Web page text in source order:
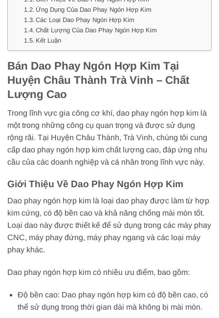
Ứng Dụng Của Dao Phay Ngón Hợp Kim
Các Loại Dao Phay Ngón Hợp Kim
Chất Lượng Của Dao Phay Ngón Hợp Kim
Kết Luận
Bán Dao Phay Ngón Hợp Kim Tại
Huyện Châu Thành Trà Vinh – Chất
Lượng Cao
Trong lĩnh vực gia công cơ khí, dao phay ngón hợp kim là
một trong những công cụ quan trọng và được sử dụng
rộng rãi. Tại Huyện Châu Thành, Trà Vinh, chúng tôi cung
cấp dao phay ngón hợp kim chất lượng cao, đáp ứng nhu
cầu của các doanh nghiệp và cá nhân trong lĩnh vực này.
Giới Thiệu Về Dao Phay Ngón Hợp Kim
Dao phay ngón hợp kim là loại dao phay được làm từ hợp
kim cứng, có độ bền cao và khả năng chống mài mòn tốt.
Loại dao này được thiết kế để sử dụng trong các máy phay
CNC, máy phay đứng, máy phay ngang và các loại máy
phay khác.
Dao phay ngón hợp kim có nhiều ưu điểm, bao gồm:
Độ bền cao: Dao phay ngón hợp kim có độ bền cao, có
thể sử dụng trong thời gian dài mà không bị mài mòn.